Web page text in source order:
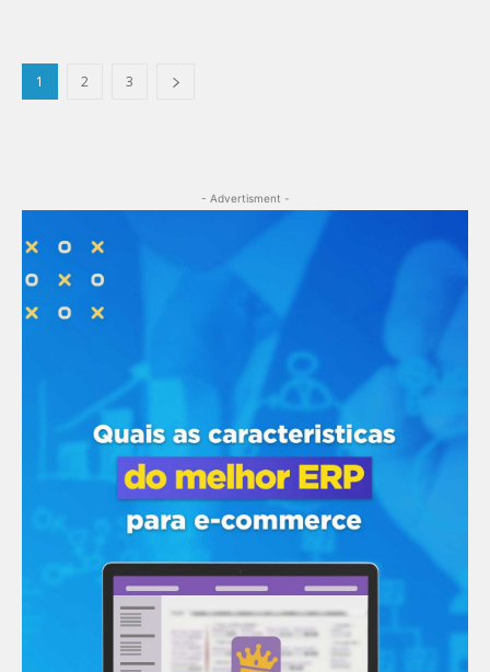
1 2 3
- Advertisment -